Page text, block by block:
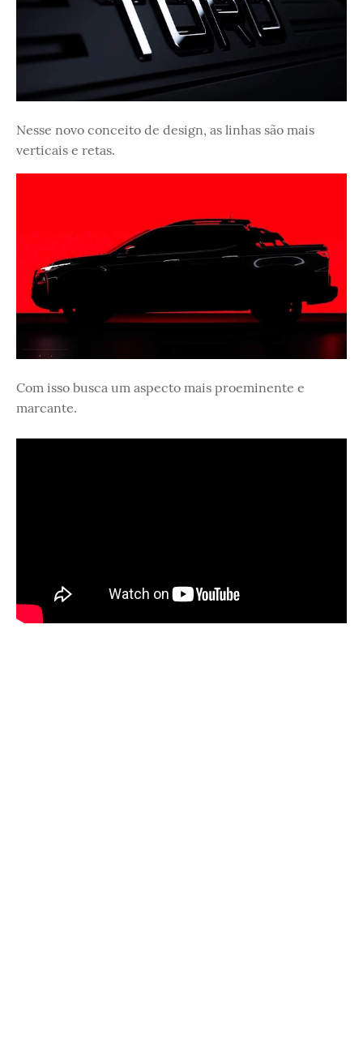
Nesse novo conceito de design, as linhas são mais
verticais e retas.
Com isso busca um aspecto mais proeminente e
marcante.